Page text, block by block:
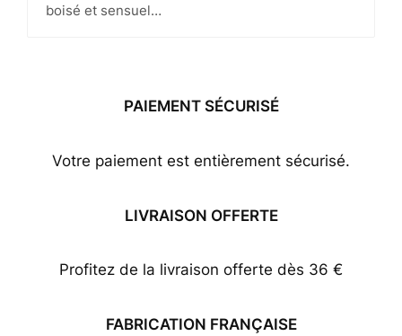
boisé et sensuel…
PAIEMENT SÉCURISÉ
Votre paiement est entièrement sécurisé.
LIVRAISON OFFERTE
Profitez de la livraison offerte dès 36 €
FABRICATION FRANÇAISE